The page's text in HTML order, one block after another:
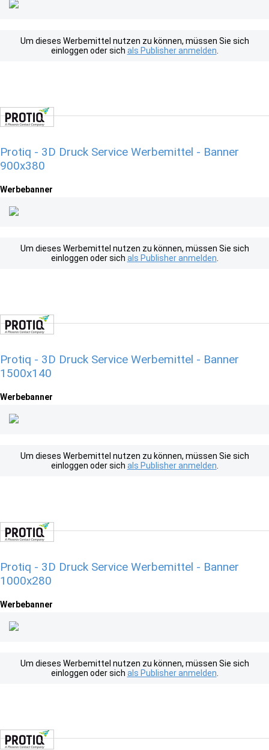
Um dieses Werbemittel nutzen zu können, müssen Sie sich
einloggen oder sich als Publisher anmelden
Protiq - 3D Druck Service Werbemittel - Banner
900x380
Werbebanner
Um dieses Werbemittel nutzen zu können, müssen Sie sich
einloggen oder sich als Publisher anmelden
Protiq - 3D Druck Service Werbemittel - Banner
1500x140
Werbebanner
Um dieses Werbemittel nutzen zu können, müssen Sie sich
einloggen oder sich als Publisher anmelden
Protiq - 3D Druck Service Werbemittel - Banner
1000x280
Werbebanner
Um dieses Werbemittel nutzen zu können, müssen Sie sich
einloggen oder sich als Publisher anmelden